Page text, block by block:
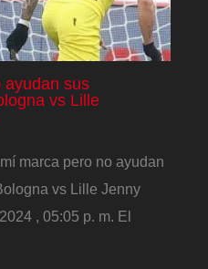
ayudan sus
vs Lille
marca pero no ayudan
vs Lille Jenny
, 05:05 p. m. El